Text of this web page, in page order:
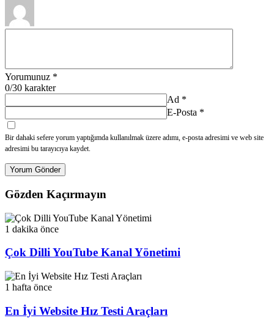
Yorumunuz *
0/30 karakter
Ad *
E-Posta *
Bir dahaki sefere yorum yaptığımda kullanılmak üzere adımı, e-posta adresimi ve web site
adresimi bu tarayıcıya kaydet.
Yorum Gönder
Gözden Kaçırmayın
1 dakika önce
Çok Dilli YouTube Kanal Yönetimi
1 hafta önce
En İyi Website Hız Testi Araçları